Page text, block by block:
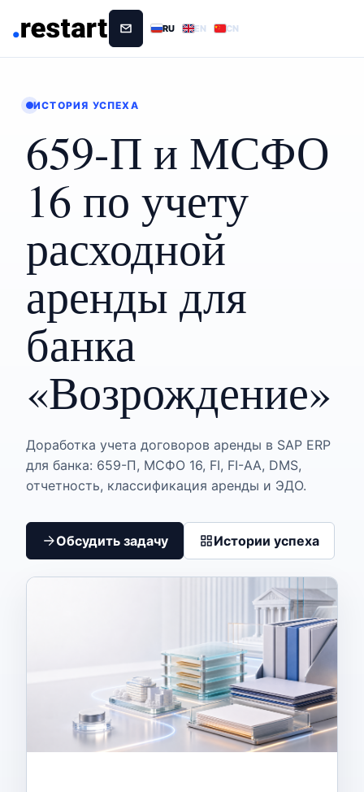
RU EN CN
ИСТОРИЯ УСПЕХА
659-П и МСФО
16 по учету
расходной
аренды для
банка
«Возрождение»
Доработка учета договоров аренды в SAP ERP
для банка: 659-П, МСФО 16, FI, FI-AA, DMS,
отчетность, классификация аренды и ЭДО.
Обсудить задачу Истории успеха